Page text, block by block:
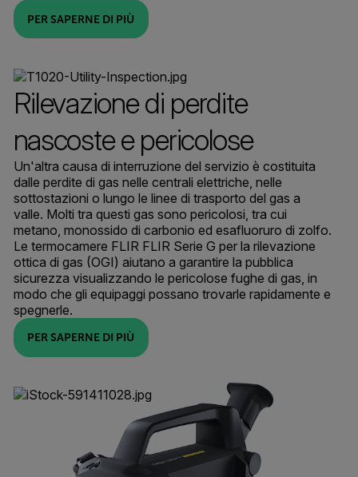
PER SAPERNE DI PIÙ
Rilevazione di perdite
nascoste e pericolose
Un'altra causa di interruzione del servizio è costituita
dalle perdite di gas nelle centrali elettriche, nelle
sottostazioni o lungo le linee di trasporto del gas a
valle. Molti tra questi gas sono pericolosi, tra cui
metano, monossido di carbonio ed esafluoruro di zolfo.
Le termocamere FLIR FLIR Serie G per la rilevazione
ottica di gas (OGI) aiutano a garantire la pubblica
sicurezza visualizzando le pericolose fughe di gas, in
modo che gli equipaggi possano trovarle rapidamente e
spegnerle.
PER SAPERNE DI PIÙ